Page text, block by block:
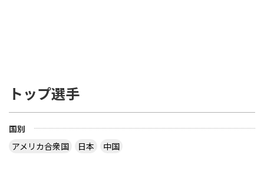
トップ選手
国別
アメリカ合衆国
日本 中国